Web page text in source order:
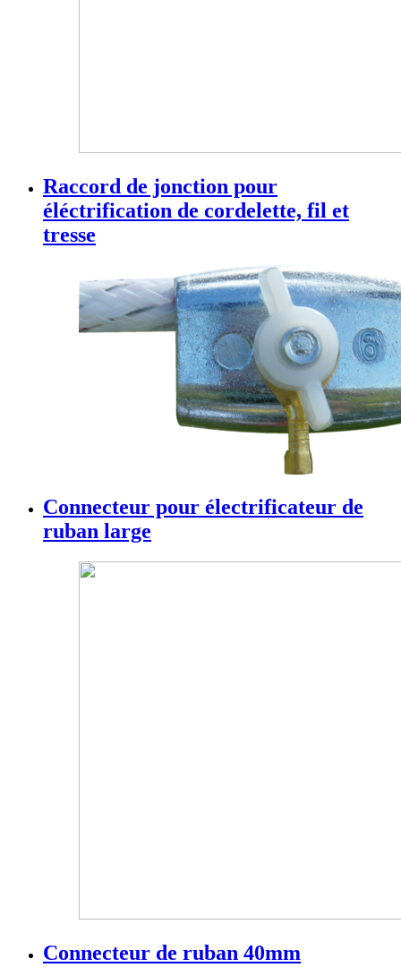
Raccord de jonction pour
éléctrification de cordelette, fil et
tresse
Connecteur pour électrificateur de
ruban large
Connecteur de ruban 40mm